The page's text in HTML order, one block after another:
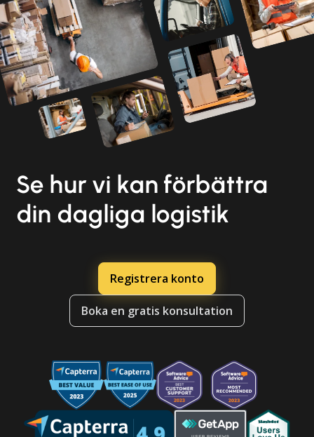
Se hur vi kan förbättra
din dagliga logistik
Registrera konto
Boka en gratis konsultation